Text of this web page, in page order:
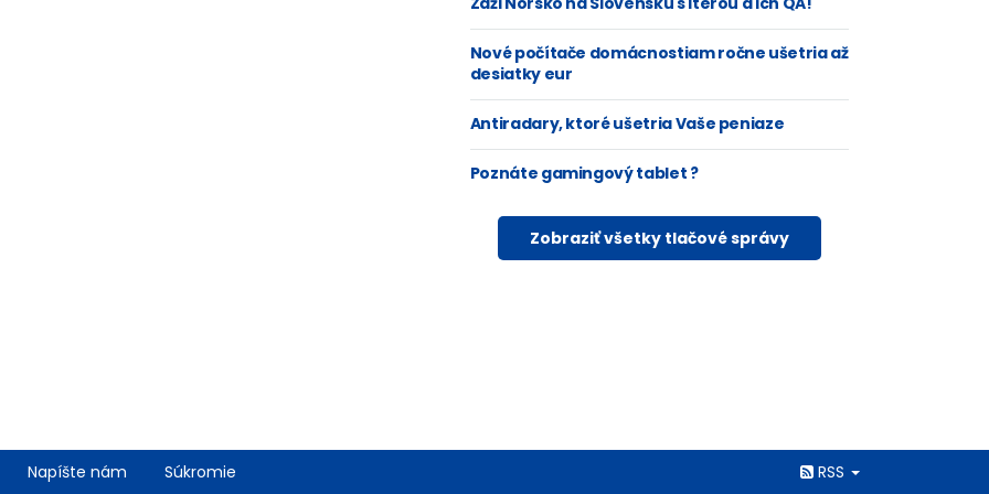
Nové počítače domácnostiam ročne ušetria až
desiatky eur
Antiradary, ktoré ušetria Vaše peniaze
Poznáte gamingový tablet ?
Zobraziť všetky tlačové správy
Napíšte nám Súkromie RSS